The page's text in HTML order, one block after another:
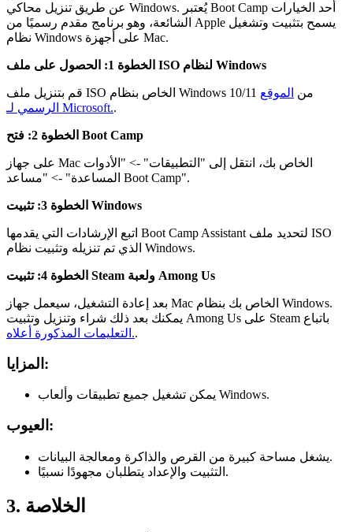
عن طريق تنزيل محاكي Windows. يُعتبر Boot Camp أحد الخيارات
الشائعة، وهو برنامج مقدم رسميًا من Apple يسمح بتثبيت وتشغيل
نظام Windows على أجهزة Mac.
الخطوة 1: الحصول على ملف ISO لنظام Windows
قم بتنزيل ملف ISO الخاص بنظام Windows 10/11 من الموقع
الرسمي لـ Microsoft..
الخطوة 2: فتح Boot Camp
على جهاز Mac الخاص بك، انتقل إلى "التطبيقات" -> "الأدوات
المساعدة" -> "مساعد Boot Camp".
الخطوة 3: تثبيت Windows
اتبع الإرشادات التي يقدمها Boot Camp Assistant لتحديد ملف ISO
الذي تم تنزيله وتثبيت نظام Windows.
الخطوة 4: تثبيت Steam ولعبة Among Us
بعد إعادة التشغيل، سيعمل جهاز Mac الخاص بك بنظام Windows.
يمكنك بعد ذلك شراء وتنزيل وتثبيت Among Us على Steam باتباع
التعليمات المذكورة أعلاه..
المزايا:
يمكن تشغيل جميع تطبيقات وألعاب Windows.
العيوب:
يشغل مساحة كبيرة من القرص والذاكرة ومعالجة البيانات.
التثبيت والإعداد يتطلبان مجهودًا نسبيًا.
3. الخلاصة